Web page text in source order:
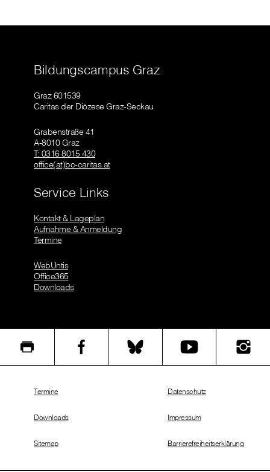
Bildungscampus Graz
Graz 601539
Caritas der Diözese Graz-Seckau
Grabenstraße 41
A-8010 Graz
T: 0316 8015 430
office(at)bc-caritas.at
Service Links
Kontakt & Lageplan
Aufnahme & Anmeldung
Termine
WebUntis
Office365
Downloads
Termine
Downloads
Sitemap
Datenschutz
Impressum
Barrierefreiheitserklärung